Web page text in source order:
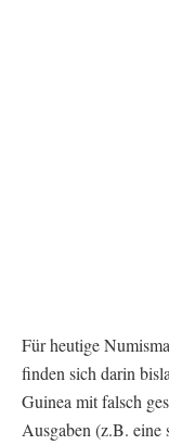
Für heutige
finden sich darin
Guinea mit falsch
Ausgaben (z.B. eine